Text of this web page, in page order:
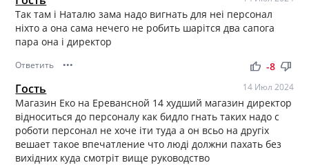
Так там і Наталю зама надо вигнать для неі персонал
ніхто а она сама нечего не робить шарітся два сапога
пара она і директор
Ответить ••• thumb_up thumb_down
-8
Гость 14 Июл 2024
Магазин Еко на Еревансной 14 худший магазин директор
відноситься до персоналу как бидло гнать таких надо с
роботи персонал не хоче іти туда а он всьо на другіх
вешает такое впечатление что люді должни пахать без
вихідних куда смотріт вище руководство